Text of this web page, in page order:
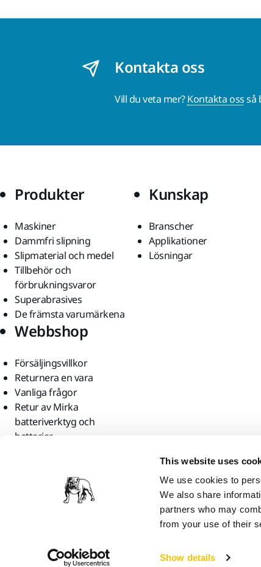
This website uses
We use cookies to
We also share
partners who may
from your use of their
Show details
Kontakta oss
Vill du veta mer?Kontakta ossså
Produkter
Maskiner
Dammfri slipning
Slipmaterial och medel
Tillbehör och
förbrukningsvaror
Superabrasives
De främsta varumärkena
Kunskap
Branscher
Applikationer
Lösningar
Webbshop
Försäljingsvillkor
Returnera en vara
Vanliga frågor
Retur av Mirka
batteriverktyg och
batterier